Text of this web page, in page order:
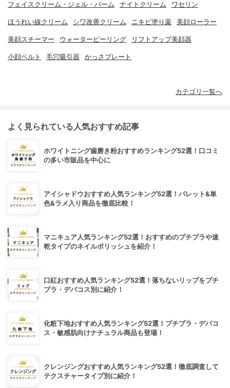
フェイスクリーム・ジェル・バーム ナイトクリーム ワセリン
ほうれい線クリーム シワ改善クリーム ニキビ塗り薬 美顔ローラー
美顔スチーマー ウォーターピーリング リフトアップ美顔器
小顔ベルト 毛穴吸引器 かっさプレート
カテゴリ一覧へ
よく見られている人気おすすめ記事
ホワイトニング歯磨き粉おすすめランキング52選！口コミ
の多い市販品を中心に
アイシャドウおすすめ人気ランキング52選！パレット&単
色&ラメ入り商品を徹底比較！
マニキュア人気ランキング52選！おすすめのプチプラや速
乾タイプのネイルポリッシュを紹介！
口紅おすすめ人気ランキング52選！落ちないリップをプチ
プラ・デパコス別に紹介！
化粧下地おすすめ人気ランキング52選！プチプラ・デパコ
ス・敏感肌向けナチュラル商品も登場！
クレンジングおすすめ人気ランキング52選！徹底調査して
テクスチャータイプ別に紹介！